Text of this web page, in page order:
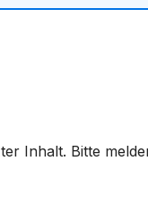
Inhalt. Bitte